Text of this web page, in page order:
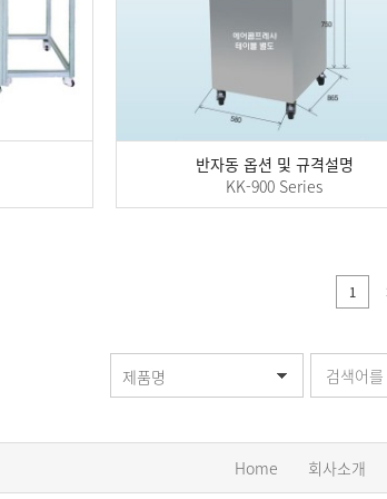
반자동 옵션 및 규격설명
KK-900 Series
1
제품명
Home 회사소개